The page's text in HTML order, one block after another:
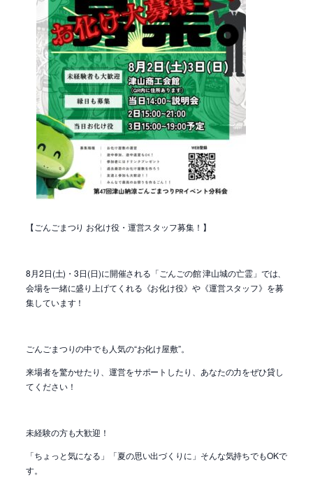
【ごんごまつり お化け役・運営スタッフ募集！】
8月2日(土)・3日(日)に開催される「ごんごの館 津山城の亡霊」では、
会場を一緒に盛り上げてくれる《お化け役》や《運営スタッフ》を募
集しています！
ごんごまつりの中でも人気の“お化け屋敷”。
来場者を驚かせたり、運営をサポートしたり、あなたの力をぜひ貸し
てください！
未経験の方も大歓迎！
「ちょっと気になる」「夏の思い出づくりに」そんな気持ちでもOKで
す。